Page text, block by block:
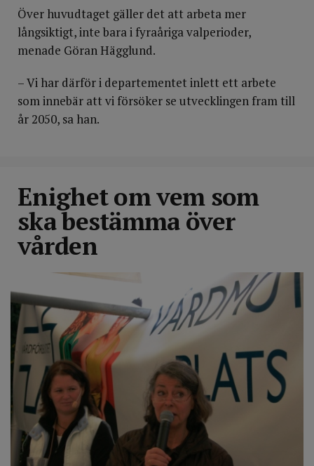
Över huvudtaget gäller det att arbeta mer
långsiktigt, inte bara i fyraåriga valperioder,
menade Göran Hägglund.
– Vi har därför i departementet inlett ett arbete
som innebär att vi försöker se utvecklingen fram till
år 2050, sa han.
Enighet om vem som
ska bestämma över
vården